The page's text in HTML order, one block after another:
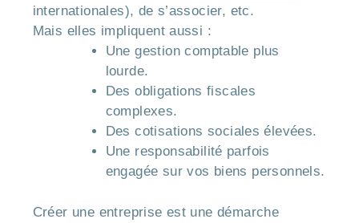
internationales), de s’associer, etc.
Mais elles impliquent aussi :
Une gestion comptable plus
lourde.
Des obligations fiscales
complexes.
Des cotisations sociales élevées.
Une responsabilité parfois
engagée sur vos biens personnels.
Créer une entreprise est une démarche